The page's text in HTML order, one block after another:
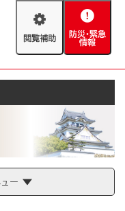
閲
助
防
緊
情
報
AED設置箇所
ー